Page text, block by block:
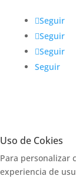
Seguir
Seguir
Seguir
Seguir
Uso de Cokies
Para personalizar
experiencia de